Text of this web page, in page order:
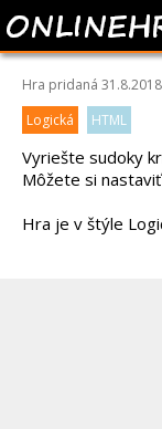
Hra pridaná
Logická
HTML
Vyriešte sudoky
Môžete si
Hra je v štýle